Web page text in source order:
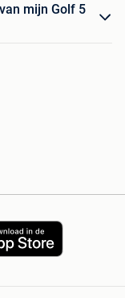
mijn Golf 5